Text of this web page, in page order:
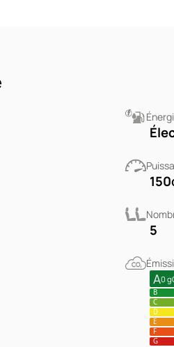
150
5
A0
B
C
D
E
F
G